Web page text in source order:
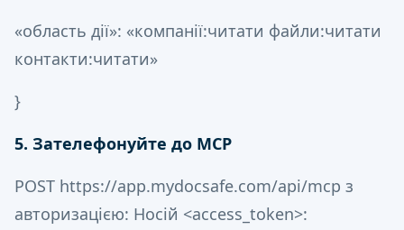
«область дії»: «компанії:читати файли:читати
контакти:читати»
}
5. Зателефонуйте до MCP
POST https://app.mydocsafe.com/api/mcp з
авторизацією: Носій <access_token>: